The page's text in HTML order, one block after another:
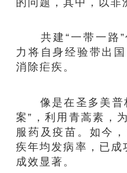
共建“一带一路”
力将自身经验带出
消除疟疾。
像是在圣多美普
案”，利用青蒿素，
服药及疫苗。如今
疾年均发病率，已成
成效显著。